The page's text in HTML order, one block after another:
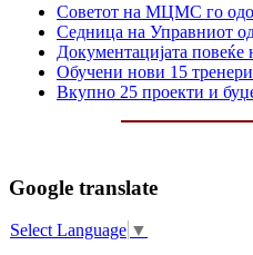
Советот на МЦМС го
Седница на Управниот
Документацијата повеќе
Обучени нови 15
Вкупно 25 проекти и
Google translate
Select Language ▼